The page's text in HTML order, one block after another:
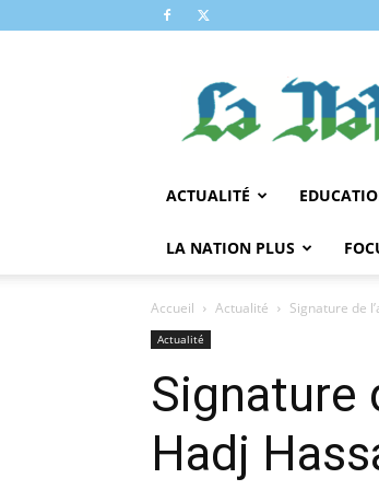
ACTUALITÉ
LA NATION PLUS
Accueil Actualité Signature de
Actualité
Signature
Hadj